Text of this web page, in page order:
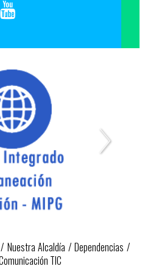
2019
de Gestión
de Gestión
▼
/ Nuestra Alcaldía /Dependencias /
TIC